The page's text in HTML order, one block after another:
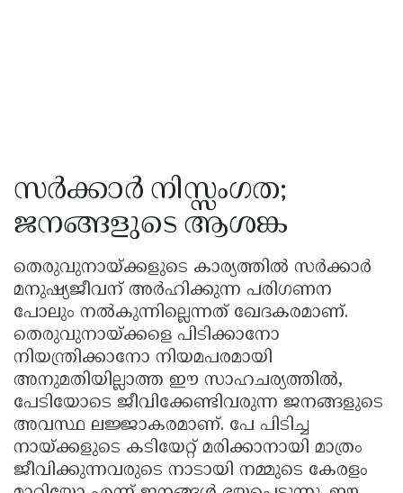
സർക്കാർ നിസ്സംഗത;
ജനങ്ങളുടെ ആശങ്ക
തെരുവുനായ്ക്കളുടെ കാര്യത്തിൽ സർക്കാർ
മനുഷ്യജീവന് അർഹിക്കുന്ന പരിഗണന
പോലും നൽകുന്നില്ലെന്നത് ഖേദകരമാണ്.
തെരുവുനായ്ക്കളെ പിടിക്കാനോ
നിയന്ത്രിക്കാനോ നിയമപരമായി
അനുമതിയില്ലാത്ത ഈ സാഹചര്യത്തിൽ,
പേടിയോടെ ജീവിക്കേണ്ടിവരുന്ന ജനങ്ങളുടെ
അവസ്ഥ ലജ്ജാകരമാണ്. പേ പിടിച്ച
നായ്ക്കളുടെ കടിയേറ്റ് മരിക്കാനായി മാത്രം
ജീവിക്കുന്നവരുടെ നാടായി നമ്മുടെ കേരളം